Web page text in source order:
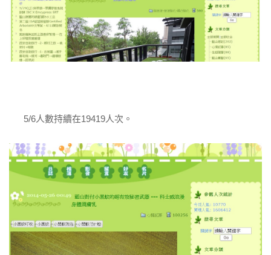
5/6人數持續在19419人次。